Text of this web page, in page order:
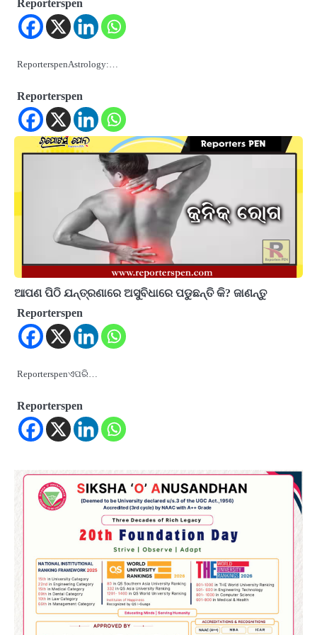
Reporterspen
ReporterspenAstrology:…
Reporterspen
ଆପଣ ପିଠି ଯନ୍ତ୍ରଣାରେ ଅସୁବିଧାରେ ପଡୁଛନ୍ତି କି? ଜାଣନ୍ତୁ
Reporterspen
Reporterspenଏପରି…
Reporterspen
୨୦୨୭ ବିଶ୍ୱକପ ପାଇଁ ରବି ଶାସ୍ତ୍ରୀଙ୍କ ଟିମ୍,
ଆକାଶ ଚୋପ୍ରା ଦେଲେ ୧୦ରୁ ୮ ମାର୍କ
Reporters Pen
ଆଜି ସୁଦ୍ଧା ଆସିବ ବନ୍ୟା କ୍ଷୟକ୍ଷତି ରିପୋର୍ଟ